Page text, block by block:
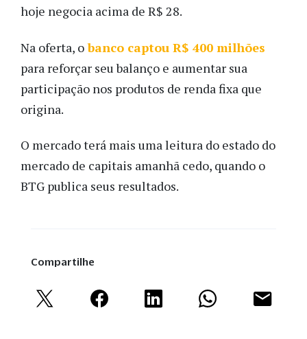
hoje negocia acima de R$ 28.
Na oferta, obanco captou R$ 400 milhões
para reforçar seu balanço e aumentar sua
participação nos produtos de renda fixa que
origina.
O mercado terá mais uma leitura do estado do
mercado de capitais amanhã cedo, quando o
BTG publica seus resultados.
Compartilhe